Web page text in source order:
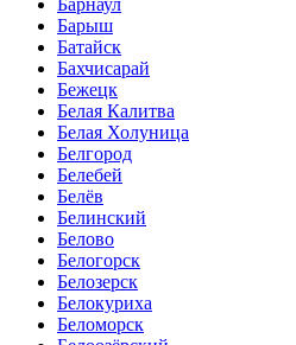
Барнаул
Барыш
Батайск
Бахчисарай
Бежецк
Белая Калитва
Белая Холуница
Белгород
Белебей
Белёв
Белинский
Белово
Белогорск
Белозерск
Белокуриха
Беломорск